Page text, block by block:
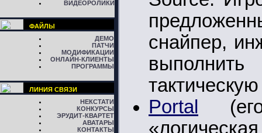
ВИДЕОРОЛИКИ
ФАЙЛЫ
ДЕМО
ПАТЧИ
МОДИФИКАЦИИ
ОНЛАЙН-КЛИЕНТЫ
ПРОГРАММЫ
ЛИНИЯ СВЯЗИ
НЕКСТАТИ
КОНКУРСЫ
ЭРУДИТ-КВАРТЕТ
АВАТАРЫ
КОНТАКТЫ
снайпер,
Portal